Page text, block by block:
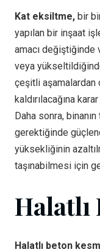
Kat eksiltme, bir
yapılan bir inşaat
amacı değiştiğinde
veya
çeşitli aşamalardan
kaldırılacağına
Daha sonra,
gerektiğinde
yüksekliğinin
taşınabilmesi için
Halatlı
Halatlı beton